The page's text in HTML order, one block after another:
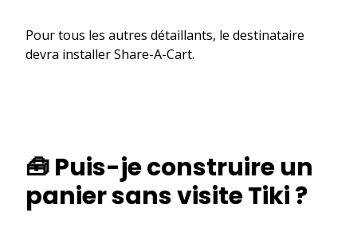
Pour tous les autres détaillants, le destinataire
devra installer Share-A-Cart.
🧰 Puis-je construire un
panier sans visite Tiki ?